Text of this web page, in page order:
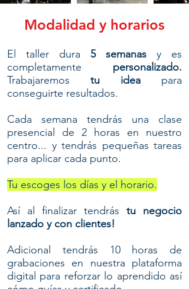
Modalidad y horarios
El taller dura 5 semanas y es
completamente personalizado.
Trabajaremos tu idea para
conseguirte resultados.
Cada semana tendrás una clase
presencial de 2 horas en nuestro
centro... y tendrás pequeñas tareas
para aplicar cada punto.
Tu escoges los días y el horario.
Así al finalizar tendrás tu negocio
lanzado y con clientes!
Adicional tendrás 10 horas de
grabaciones en nuestra plataforma
digital para reforzar lo aprendido así